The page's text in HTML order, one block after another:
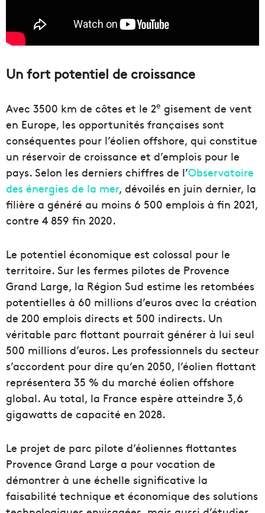
Un fort potentiel de croissance
Avec 3500 km de côtes et le 2e gisement de vent
en Europe, les opportunités françaises sont
conséquentes pour l’éolien offshore, qui constitue
un réservoir de croissance et d’emplois pour le
pays. Selon les derniers chiffres de l’Observatoire
des énergies de la mer, dévoilés en juin dernier, la
filière a généré au moins 6 500 emplois à fin 2021,
contre 4 859 fin 2020.
Le potentiel économique est colossal pour le
territoire. Sur les fermes pilotes de Provence
Grand Large, la Région Sud estime les retombées
potentielles à 60 millions d’euros avec la création
de 200 emplois directs et 500 indirects. Un
véritable parc flottant pourrait générer à lui seul
500 millions d’euros. Les professionnels du secteur
s’accordent pour dire qu’en 2050, l’éolien flottant
représentera 35 % du marché éolien offshore
global. Au total, la France espère atteindre 3,6
gigawatts de capacité en 2028.
Le projet de parc pilote d’éoliennes flottantes
Provence Grand Large a pour vocation de
démontrer à une échelle significative la
faisabilité technique et économique des solutions